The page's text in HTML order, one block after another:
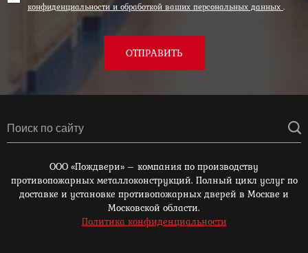
конфиденциальности и обработкой ваших персональных данных .
ОТПРАВИТЬ
ООО «Пождвери» – компания по производству
противопожарных металлоконструкций. Полный цикл услуг по
доставке и установке противопожарных дверей в Москве и
Московской области.
Политика конфиденциальности